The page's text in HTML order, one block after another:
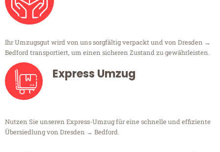
Ihr Umzugsgut wird von uns sorgfältig verpackt und von Dresden →
Bedford transportiert, um einen sicheren Zustand zu gewährleisten.
Express Umzug
Nutzen Sie unseren Express-Umzug für eine schnelle und effiziente
Übersiedlung von Dresden → Bedford.